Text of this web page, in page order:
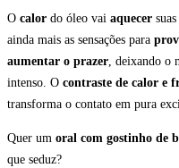
O calor do óleo vai aquecer
ainda mais as sensações para
aumentar o prazer, deixando o
intenso. O contraste de calor e
transforma o contato em pura
Quer um oral com gostinho de
que seduz?